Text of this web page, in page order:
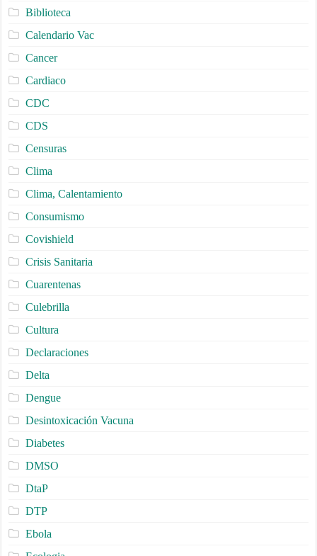
Biblioteca
Calendario Vac
Cancer
Cardiaco
CDC
CDS
Censuras
Clima
Clima, Calentamiento
Consumismo
Covishield
Crisis Sanitaria
Cuarentenas
Culebrilla
Cultura
Declaraciones
Delta
Dengue
Desintoxicación Vacuna
Diabetes
DMSO
DtaP
DTP
Ebola